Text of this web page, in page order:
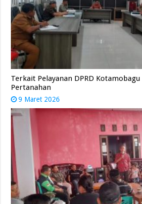
Terkait Pelayanan DPRD Kotamobagu
Pertanahan
9 Maret 2026